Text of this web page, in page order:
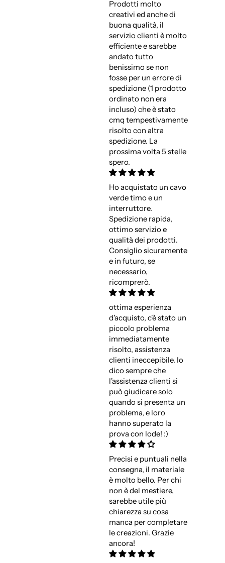
Prodotti molto
creativi ed anche di
buona qualità, il
servizio clienti è molto
efficiente e sarebbe
andato tutto
benissimo se non
fosse per un errore di
spedizione (1 prodotto
ordinato non era
incluso) che è stato
cmq tempestivamente
risolto con altra
spedizione. La
prossima volta 5 stelle
spero.
Ho acquistato un cavo
verde timo e un
interruttore.
Spedizione rapida,
ottimo servizio e
qualità dei prodotti.
Consiglio sicuramente
e in futuro, se
necessario,
ricomprerò.
ottima esperienza
d'acquisto, c'è stato un
piccolo problema
immediatamente
risolto, assistenza
clienti ineccepibile. Io
dico sempre che
l'assistenza clienti si
può giudicare solo
quando si presenta un
problema, e loro
hanno superato la
prova con lode! :)
Precisi e puntuali nella
consegna, il materiale
è molto bello. Per chi
non è del mestiere,
sarebbe utile più
chiarezza su cosa
manca per completare
le creazioni. Grazie
ancora!